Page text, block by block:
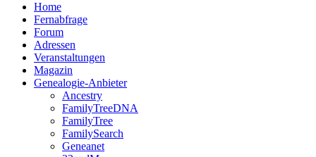
Home
Fernabfrage
Forum
Adressen
Veranstaltungen
Magazin
Genealogie-Anbieter
Ancestry
FamilyTreeDNA
FamilyTree
FamilySearch
Geneanet